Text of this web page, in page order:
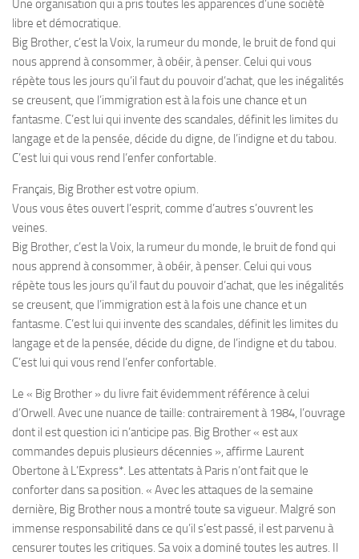
Une organisation qui a pris toutes les apparences d’une société
libre et démocratique.
Big Brother, c’est la Voix, la rumeur du monde, le bruit de fond qui
nous apprend à consommer, à obéir, à penser. Celui qui vous
répète tous les jours qu’il faut du pouvoir d’achat, que les inégalités
se creusent, que l’immigration est à la fois une chance et un
fantasme. C’est lui qui invente des scandales, définit les limites du
langage et de la pensée, décide du digne, de l’indigne et du tabou.
C’est lui qui vous rend l’enfer confortable.
Français, Big Brother est votre opium.
Vous vous êtes ouvert l’esprit, comme d’autres s’ouvrent les
veines.
Big Brother, c’est la Voix, la rumeur du monde, le bruit de fond qui
nous apprend à consommer, à obéir, à penser. Celui qui vous
répète tous les jours qu’il faut du pouvoir d’achat, que les inégalités
se creusent, que l’immigration est à la fois une chance et un
fantasme. C’est lui qui invente des scandales, définit les limites du
langage et de la pensée, décide du digne, de l’indigne et du tabou.
C’est lui qui vous rend l’enfer confortable.
Le « Big Brother » du livre fait évidemment référence à celui
d’Orwell. Avec une nuance de taille: contrairement à 1984, l’ouvrage
dont il est question ici n’anticipe pas. Big Brother « est aux
commandes depuis plusieurs décennies », affirme Laurent
Obertone à L’Express*. Les attentats à Paris n’ont fait que le
conforter dans sa position. « Avec les attaques de la semaine
dernière, Big Brother nous a montré toute sa vigueur. Malgré son
immense responsabilité dans ce qu’il s’est passé, il est parvenu à
censurer toutes les critiques. Sa voix a dominé toutes les autres. Il